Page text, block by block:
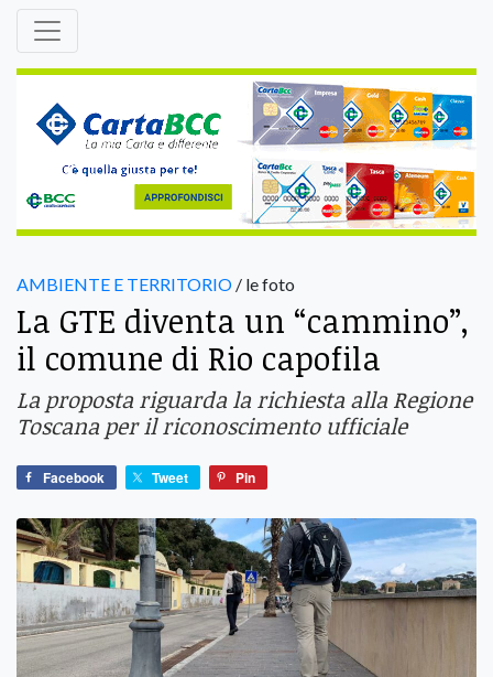
AMBIENTE E TERRITORIO / le foto
La GTE diventa un “cammino”,
il comune di Rio capofila
La proposta riguarda la richiesta alla Regione
Toscana per il riconoscimento ufficiale
Facebook Tweet Pin